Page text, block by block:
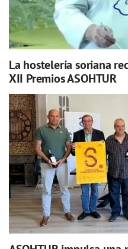
La hostelería soriana
XII Premios ASOHTUR